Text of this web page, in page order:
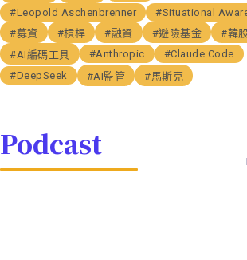
#Leopold Aschenbrenner
#Situational
#募資
#槓桿 #融資 #避險基金
#韓
#AI編碼工具
#Anthropic
#Claude Code
#DeepSeek
#AI監管 #馬斯克
Podcast